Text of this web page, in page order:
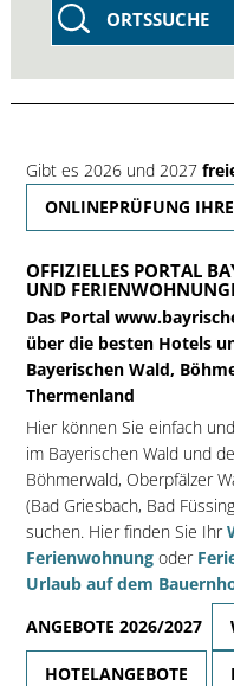
ORTSSUCHE
Gibt es 2026 und 2027
ONLINEPRÜFUNG
OFFIZIELLES PORTAL
UND
Das Portal
über die besten Hotels
Bayerischen Wald,
Thermenland
Hier können Sie einfach
im Bayerischen Wald und
Böhmerwald, Oberpfälzer
(Bad Griesbach, Bad
suchen. Hier finden Sie Ihr
Ferienwohnungoder
Urlaub auf dem
ANGEBOTE 2026/2027
HOTELANGEBOTE